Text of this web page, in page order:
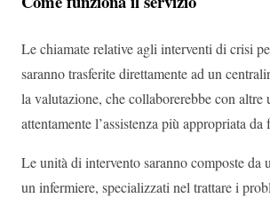
Le chiamate relative agli interventi di crisi
saranno trasferite direttamente ad un
la valutazione, che collaborerebbe con altre
attentamente l’assistenza più appropriata da
Le unità di intervento saranno composte da
un infermiere, specializzati nel trattare i